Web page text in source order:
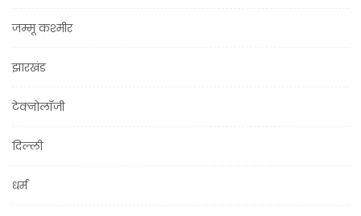
जम्मू कश्मीर
झारखंड
टेक्नोलॉजी
दिल्ली
धर्म